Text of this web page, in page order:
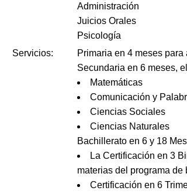
Administración
Juicios Orales
Psicología
Servicios:
Primaria en 4 meses
Secundaria en 6 meses,
Matemáticas
Comunicación y
Ciencias Sociales
Ciencias Naturales
Bachillerato en 6 y 18
La Certificación en 3
materias del programa de
Certificación en 6